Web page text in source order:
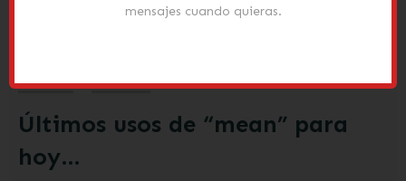
A: It means “terminar”.
look upyfind outen otros artículos.
Últimos usos de “mean” para
hoy…
mensajes cuando quieras.